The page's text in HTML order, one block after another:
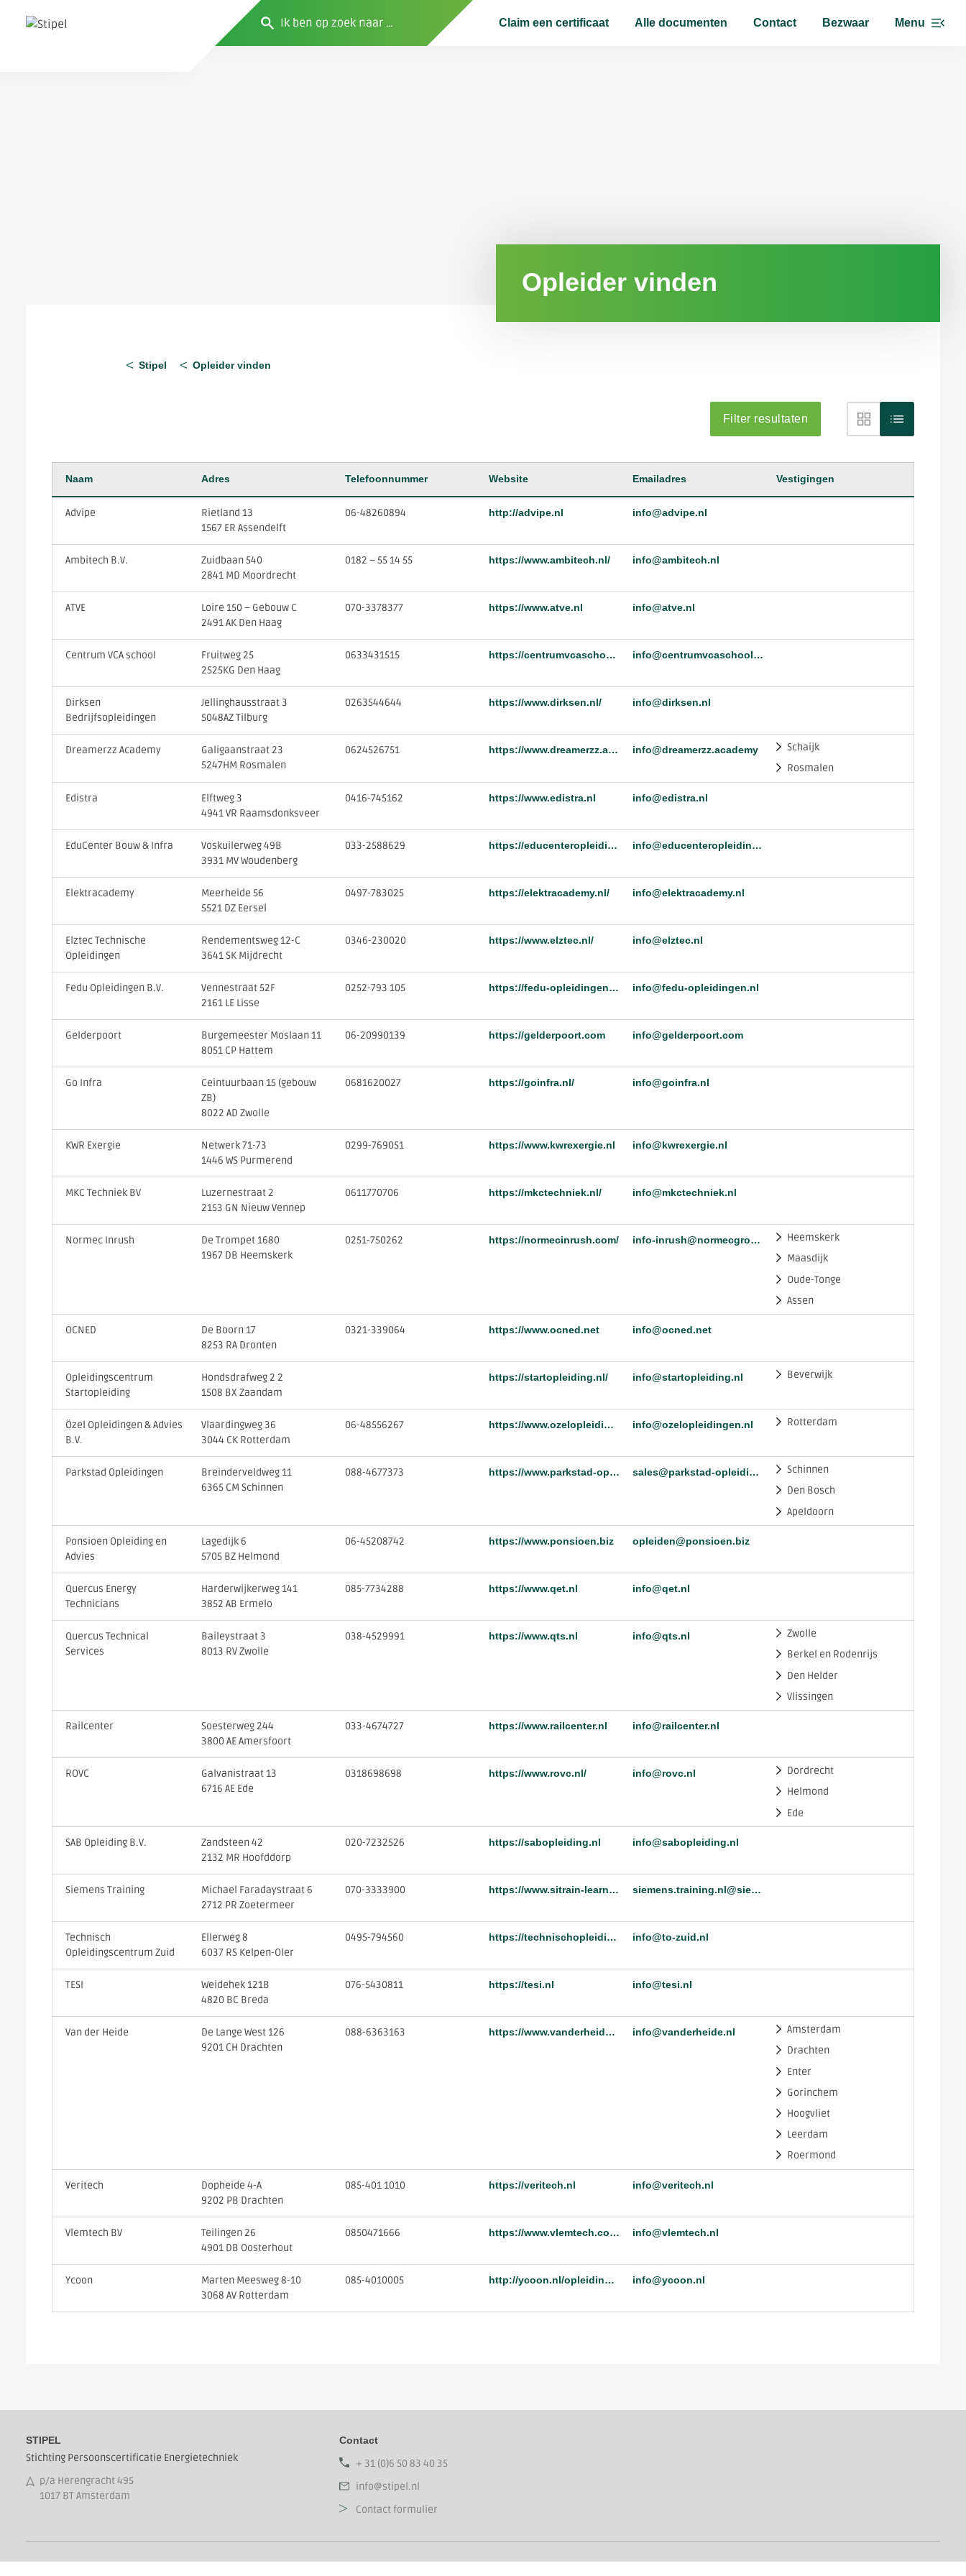
Claim een certificaat Alle documenten Contact Bezwaar Menu
Opleider vinden
Stipel Opleider vinden
Filter resultaten
Naam Adres Telefoonnummer Website Emailadres Vestigingen
Advipe
Rietland 13
1567 ER Assendelft
06-48260894 http://advipe.nl info@advipe.nl
Ambitech B.V.
Zuidbaan 540
2841 MD Moordrecht
0182 – 55 14 55 https://www.ambitech.nl/ info@ambitech.nl
ATVE
Loire 150 – Gebouw C
2491 AK Den Haag
070-3378377 https://www.atve.nl info@atve.nl
Centrum VCA school
Fruitweg 25
2525KG Den Haag
0633431515 https://centrumvcaschool.nl/ info@centrumvcaschool.nl
Dirksen
Bedrijfsopleidingen
Jellinghausstraat 3
5048AZ Tilburg
0263544644 https://www.dirksen.nl/ info@dirksen.nl
Dreamerzz Academy
Galigaanstraat 23
5247HM Rosmalen
0624526751 https://www.dreamerzz.academy/ info@dreamerzz.academy
Schaijk
Rosmalen
Edistra
Elftweg 3
4941 VR Raamsdonksveer
0416-745162 https://www.edistra.nl info@edistra.nl
EduCenter Bouw & Infra
Voskuilerweg 49B
3931 MV Woudenberg
033-2588629 https://educenteropleidingen.nl info@educenteropleidingen.nl
Elektracademy
Meerheide 56
5521 DZ Eersel
0497-783025 https://elektracademy.nl/ info@elektracademy.nl
Elztec Technische
Opleidingen
Rendementsweg 12-C
3641 SK Mijdrecht
0346-230020 https://www.elztec.nl/ info@elztec.nl
Fedu Opleidingen B.V.
Vennestraat 52F
2161 LE Lisse
0252-793 105 https://fedu-opleidingen.nl/ info@fedu-opleidingen.nl
Gelderpoort
Burgemeester Moslaan 11
8051 CP Hattem
06-20990139 https://gelderpoort.com info@gelderpoort.com
Go Infra
Ceintuurbaan 15 (gebouw
ZB)
8022 AD Zwolle
0681620027 https://goinfra.nl/ info@goinfra.nl
KWR Exergie
Netwerk 71-73
1446 WS Purmerend
0299-769051 https://www.kwrexergie.nl info@kwrexergie.nl
MKC Techniek BV
Luzernestraat 2
2153 GN Nieuw Vennep
0611770706 https://mkctechniek.nl/ info@mkctechniek.nl
Normec Inrush
De Trompet 1680
1967 DB Heemskerk
0251-750262 https://normecinrush.com/ info-inrush@normecgroup.com
Heemskerk
Maasdijk
Oude-Tonge
Assen
OCNED
De Boorn 17
8253 RA Dronten
0321-339064 https://www.ocned.net info@ocned.net
Opleidingscentrum
Startopleiding
Hondsdrafweg 2 2
1508 BX Zaandam
https://startopleiding.nl/ info@startopleiding.nl Beverwijk
Özel Opleidingen & Advies
B.V.
Vlaardingweg 36
3044 CK Rotterdam
06-48556267 https://www.ozelopleidingen.nl/ info@ozelopleidingen.nl Rotterdam
Parkstad Opleidingen
Breinderveldweg 11
6365 CM Schinnen
088-4677373 https://www.parkstad-opleidingen.nl/opleidingen sales@parkstad-opleidingen.nl
Schinnen
Den Bosch
Apeldoorn
Ponsioen Opleiding en
Advies
Lagedijk 6
5705 BZ Helmond
06-45208742 https://www.ponsioen.biz opleiden@ponsioen.biz
Quercus Energy
Technicians
Harderwijkerweg 141
3852 AB Ermelo
085-7734288 https://www.qet.nl info@qet.nl
Quercus Technical
Services
Baileystraat 3
8013 RV Zwolle
038-4529991 https://www.qts.nl info@qts.nl
Zwolle
Berkel en Rodenrijs
Den Helder
Vlissingen
Railcenter
Soesterweg 244
3800 AE Amersfoort
033-4674727 https://www.railcenter.nl info@railcenter.nl
ROVC
Galvanistraat 13
6716 AE Ede
0318698698 https://www.rovc.nl/ info@rovc.nl
Dordrecht
Helmond
Ede
SAB Opleiding B.V.
Zandsteen 42
2132 MR Hoofddorp
020-7232526 https://sabopleiding.nl info@sabopleiding.nl
Siemens Training
Michael Faradaystraat 6
2712 PR Zoetermeer
070-3333900 https://www.sitrain-learning.siemens.com/NL/nl/content/Training-energietechniek.do siemens.training.nl@siemens.com
Technisch
Opleidingscentrum Zuid
Ellerweg 8
6037 RS Kelpen-Oler
0495-794560 https://technischopleidingscentrumzuid.nl info@to-zuid.nl
TESI
Weidehek 121B
4820 BC Breda
076-5430811 https://tesi.nl info@tesi.nl
Van der Heide
De Lange West 126
9201 CH Drachten
088-6363163 https://www.vanderheide.nl/ info@vanderheide.nl
Amsterdam
Drachten
Enter
Gorinchem
Hoogvliet
Leerdam
Roermond
Veritech
Dopheide 4-A
9202 PB Drachten
085-401 1010 https://veritech.nl info@veritech.nl
Vlemtech BV
Teilingen 26
4901 DB Oosterhout
0850471666 https://www.vlemtech.com/ info@vlemtech.nl
Ycoon
Marten Meesweg 8-10
3068 AV Rotterdam
085-4010005 http://ycoon.nl/opleidingen/vakopleidingen info@ycoon.nl
STIPEL
Stichting Persoonscertificatie Energietechniek
p/a Herengracht 495
1017 BT Amsterdam
Contact
+ 31 (0)6 50 83 40 35
info@stipel.nl
Contact formulier